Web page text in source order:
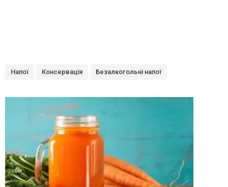
Напої Консервація Безалкогольні напої